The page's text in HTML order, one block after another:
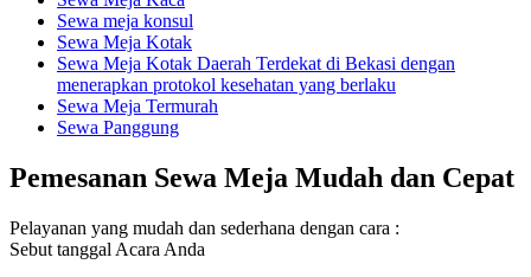
Sewa meja konsul
Sewa Meja Kotak
Sewa Meja Kotak Daerah Terdekat di Bekasi dengan
menerapkan protokol kesehatan yang berlaku
Sewa Meja Termurah
Sewa Panggung
Pemesanan Sewa Meja Mudah dan Cepat
Pelayanan yang mudah dan sederhana dengan cara :
Sebut tanggal Acara Anda